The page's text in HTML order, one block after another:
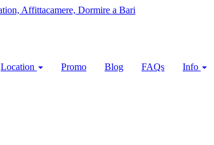
Location Promo Blog FAQs Info